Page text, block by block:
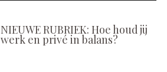
NIEUWE RUBRIEK: Hoe houd jij
werk en privé in balans?